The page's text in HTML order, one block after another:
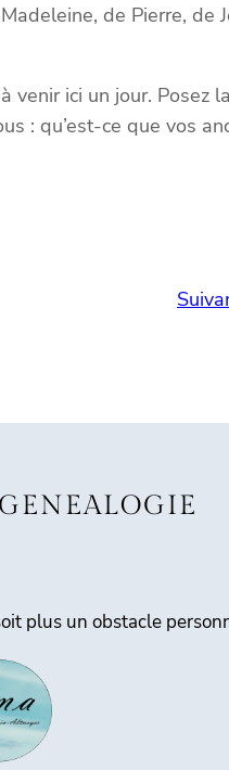
de Pierre,
ici un jour.
: qu’est-ce que vos
plus un obstacle